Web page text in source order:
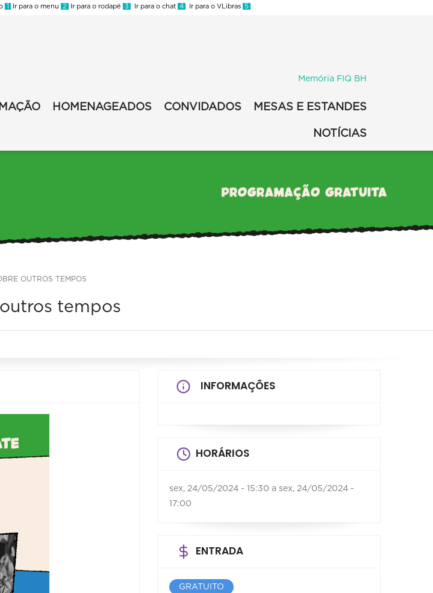
1 Ir para o menu 2 Ir para o rodapé 3 Ir para o chat 4 Ir para o VLibras 5
Memória FIQ BH
HOMENAGEADOS CONVIDADOS MESAS E ESTANDES
NOTÍCIAS
OUTROS TEMPOS
tempos
INFORMAÇÕES
HORÁRIOS
sex, 24/05/2024 - 15:30 a sex, 24/05/2024 -
17:00
ENTRADA
GRATUITO